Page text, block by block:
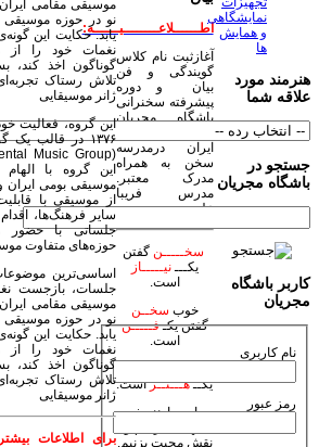
موسیقی مقامی
نو در حوزه موسیقی
یابد. حکایت این
نغمات خود را
گوناگون اخذ
تلاش رستاک
ژانر موسیقایی
این گروه، فعالیت
۱۳۷۶ در قالب
این گروه با
موسیقی بومی ایران
از موسیقی با
سایر فرهنگ‌ها،
جلساتی با حضور
حوزه‌های متفاوت
اساسی‌ترین
جلسات، بازجست
موسیقی مقامی
نو در حوزه موسیقی
یابد. حکایت این
نغمات خود را
گوناگون اخذ
تلاش رستاک
ژانر موسیقایی
برای اطلاعات
اطــــــلاعــــــــیــــــه:
آغازثبت نام کلاس
گویندگی و فن
بیان و دوره
پیشرفته سخنرانی
باشگاه مجریان
ایران درمدرسه
سخن به همراه
مدرک معتبر.
مدرس فریبا
علومی یزدی
سخـــــن گفتن
یکـــنیـــــاز
است.
خوب سخــن
گفتن یکـفـــــن
است.
یکــهـــنــراست.
بیاییم با هنر خود
نقش محبت بزنیم.
نمایشگاهی
و همایش
ها
هنرمند مورد
علاقه شما
جستجو در
باشگاه مجریان
کاربر باشگاه
مجریان
نام کاربری
رمز عبور